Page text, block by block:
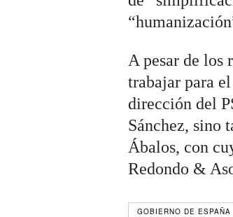
A pesar de los
trabajar para
dirección del
Sánchez, sino
Ábalos, con
Redondo &
GOBIERNO DE ESPAÑA